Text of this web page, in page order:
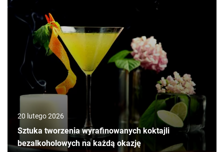
20 lutego 2026
Sztuka tworzenia wyrafinowanych koktajli
bezalkoholowych na każdą okazję